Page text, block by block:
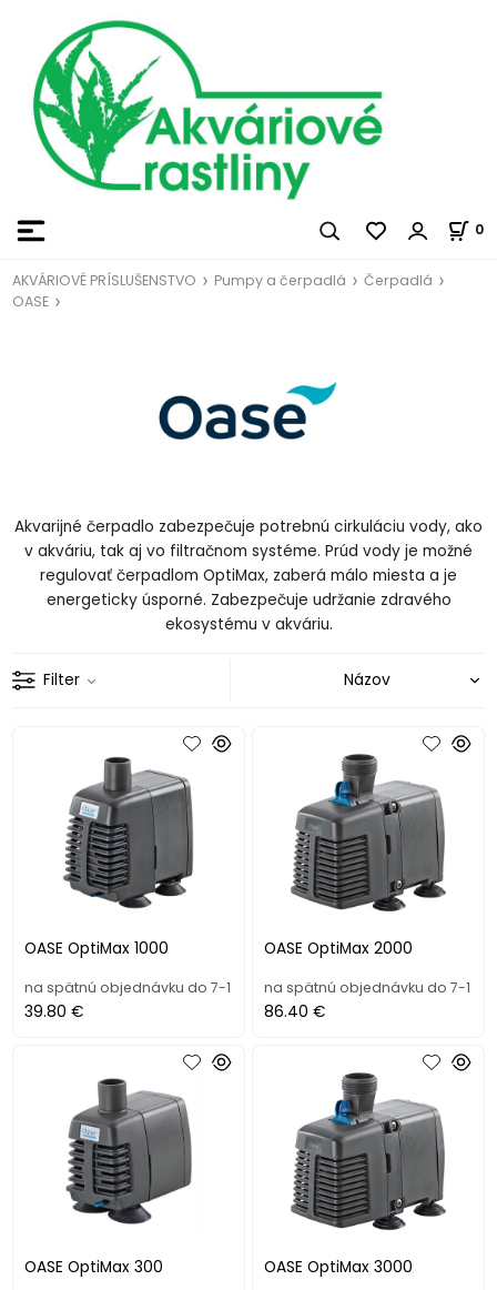
0
AKVÁRIOVÉ PRÍSLUŠENSTVO Pumpy a čerpadlá
Čerpadlá
OASE
Akvarijné čerpadlo zabezpečuje potrebnú cirkuláciu vody, ako
v akváriu, tak aj vo filtračnom systéme. Prúd vody je možné
regulovať čerpadlom OptiMax, zaberá málo miesta a je
energeticky úsporné. Zabezpečuje udržanie zdravého
ekosystému v akváriu.
Filter
OASE OptiMax 1000
na spätnú objednávku do 7-1
39.80 €
OASE OptiMax 2000
na spätnú objednávku do 7-1
86.40 €
OASE OptiMax 300 OASE OptiMax 3000